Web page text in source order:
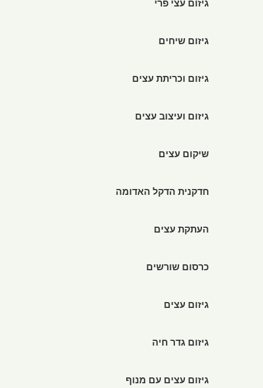
גיזום עצי פרי
גיזום שיחים
גיזום וכריתת עצים
גיזום ועיצוב עצים
שיקום עצים
חדקנית הדקל האדומה
העתקת עצים
כרסום שורשים
גיזום עצים
גיזום גדר חיה
גיזום עצים עם מנוף